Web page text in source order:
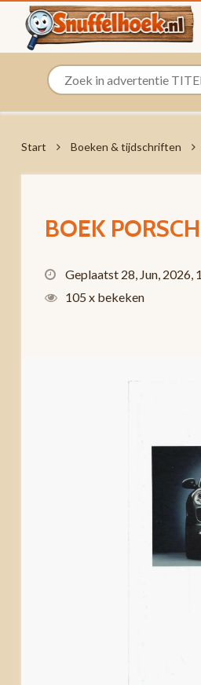
Start Boeken & tijdschriften
BOEK
Geplaatst 28, Jun, 2026,
105 x bekeken